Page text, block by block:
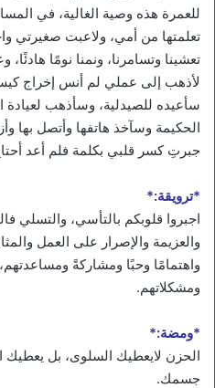
للعمرة هذه وصية الغالية، في
تعلمتها من أمي، ولاعبت صغيرتي
تعشينا وتسامرنا، ونمنا نومًا
لأذهب إلى عملي لم أنس إخراج
سأعيده للصيدلية، وسأذهب
الحكيمة وسآخذ هاتفها وأتصل بها
جبرتِ كسر قلبي بكلمة فلم أعد
*ترويقة:*
اجبروا قلوبكم بالتأسي، والتسلي
والعزيمة والإصرار على العمل
واهتمامًا وحبًا ومشاركةً
ومشكلاتهم.
*ومضة:*
الحزن لايعطيك السلوى، بل
جسمك.